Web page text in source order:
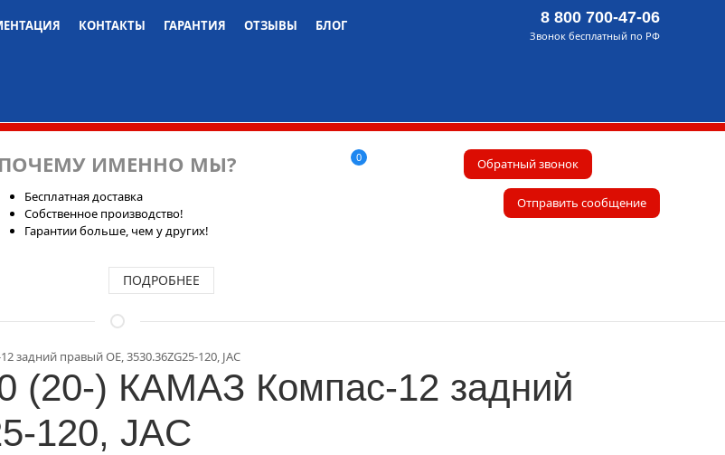
КОНТАКТЫ ГАРАНТИЯ ОТЗЫВЫ БЛОГ 8 800 700-47-06
Звонок бесплатный по РФ
ПОЧЕМУ ИМЕННО МЫ?
Бесплатная доставка
Собственное производство!
Гарантии больше, чем у других!
ПОДРОБНЕЕ
0 Обратный звонок
Отправить сообщение
правый OE, 3530.36ZG25-120, JAC
(20-) КАМАЗ Компас-12 задний
120, JAC